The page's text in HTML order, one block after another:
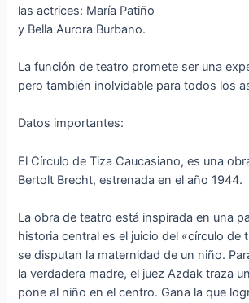
las actrices: María Patiño
y Bella Aurora Burbano.
La función de teatro promete ser una
pero también inolvidable para todos los
Datos importantes:
El Círculo de Tiza Caucasiano, es una
Bertolt Brecht, estrenada en el año 1944.
La obra de teatro está inspirada en una
historia central es el juicio del «círculo de
se disputan la maternidad de un niño.
la verdadera madre, el juez Azdak traza
pone al niño en el centro. Gana la que